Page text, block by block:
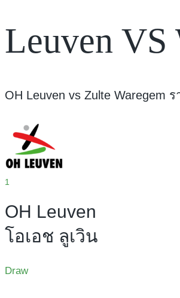
Leuven VS
OH Leuven vs Zulte Waregem
1
OH Leuven
โอเอช ลูเวิน
Draw